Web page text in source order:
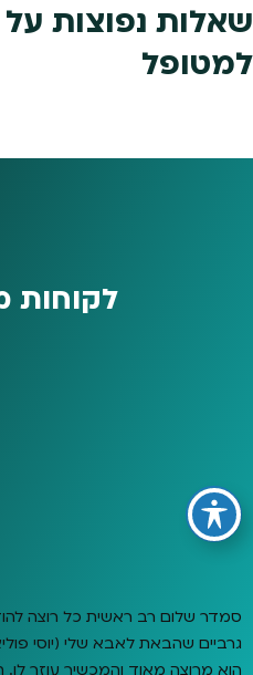
שאלות נפוצות
למטופל
לקוחות
סמדר שלום רב ראשית כל רוצה
גרביים שהבאת לאבא שלי (יוסי
הוא מרוצה מאוד והמכשיר עוזר